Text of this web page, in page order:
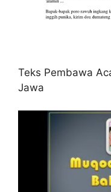
Teks Pembawa
Jawa